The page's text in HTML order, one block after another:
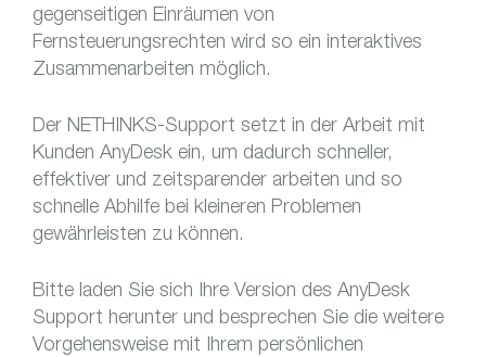
gegenseitigen Einräumen von
Fernsteuerungsrechten wird so ein interaktives
Zusammenarbeiten möglich.
Der NETHINKS-Support setzt in der Arbeit mit
Kunden AnyDesk ein, um dadurch schneller,
effektiver und zeitsparender arbeiten und so
schnelle Abhilfe bei kleineren Problemen
gewährleisten zu können.
Bitte laden Sie sich Ihre Version des AnyDesk
Support herunter und besprechen Sie die weitere
Vorgehensweise mit Ihrem persönlichen